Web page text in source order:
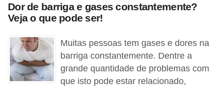
Dor de barriga e gases constantemente?
Veja o que pode ser!
Muitas pessoas tem gases e dores na
barriga constantemente. Dentre a
grande quantidade de problemas com
que isto pode estar relacionado,
d
e
f
í
s